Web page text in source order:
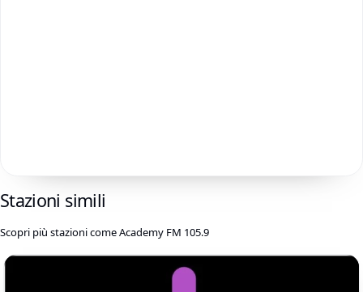
Stazioni simili
Scopri più stazioni come Academy FM 105.9